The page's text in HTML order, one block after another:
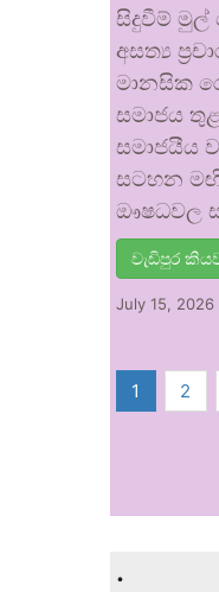
සිදුවීම් මුල්
අසත්‍ය
මානසික
සමාජය
සමාජයීය
සටහන
ඖෂධවල
වැඩිපුර
July 15, 2026
1 2
.